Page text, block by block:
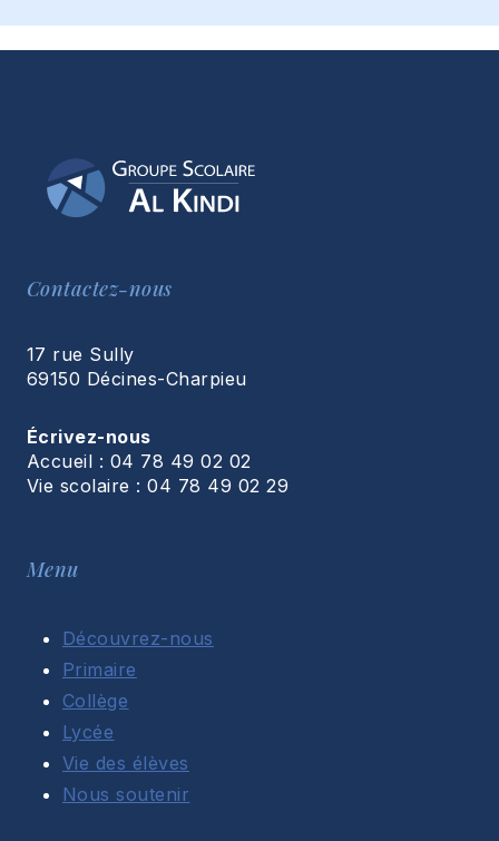
Contactez-nous
17 rue Sully
69150 Décines-Charpieu
Écrivez-nous
Accueil : 04 78 49 02 02
Vie scolaire : 04 78 49 02 29
Menu
Découvrez-nous
Primaire
Collège
Lycée
Vie des élèves
Nous soutenir